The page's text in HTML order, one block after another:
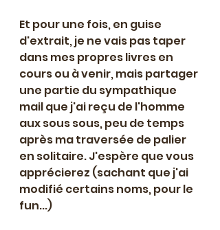
Et pour une fois, en guise
d'extrait, je ne vais pas taper
dans mes propres livres en
cours ou à venir, mais partager
une partie du sympathique
mail que j'ai reçu de l'homme
aux sous sous, peu de temps
après ma traversée de palier
en solitaire. J'espère que vous
apprécierez (sachant que j'ai
modifié certains noms, pour le
fun...)